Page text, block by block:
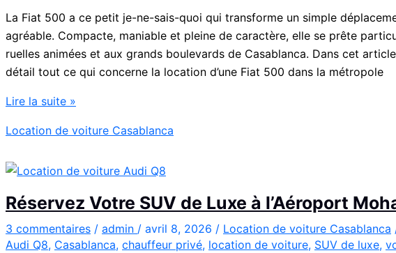
La Fiat 500 a ce petit je-ne-sais-quoi qui transforme un simple
agréable. Compacte, maniable et pleine de caractère, elle se prête
ruelles animées et aux grands boulevards de Casablanca. Dans cet
détail tout ce qui concerne la location d’une Fiat 500 dans la métropole
Voyager
Casablanca
Fiat
:
charme,
pratiques
Lire la suite »
Location de voiture Casablanca
Réservez Votre SUV de Luxe à l’Aéroport
3 commentaires / admin / avril 8, 2026 / Location de voiture Casablanca
Audi Q8, Casablanca, chauffeur privé, location de voiture, SUV de luxe,